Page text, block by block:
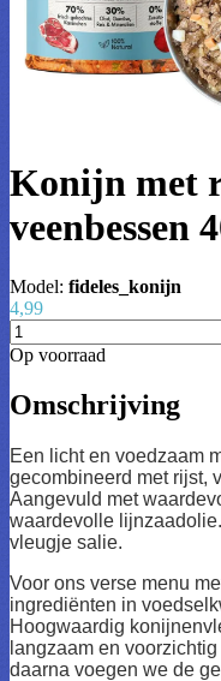
Konijn met
veenbessen
Model: fideles_konijn
4,99
Op voorraad
Omschrijving
Een licht en voedzaam
gecombineerd met rijst,
Aangevuld met
waardevolle
vleugje salie.
Voor ons verse menu
ingrediënten in
Hoogwaardig
langzaam en
daarna voegen we de